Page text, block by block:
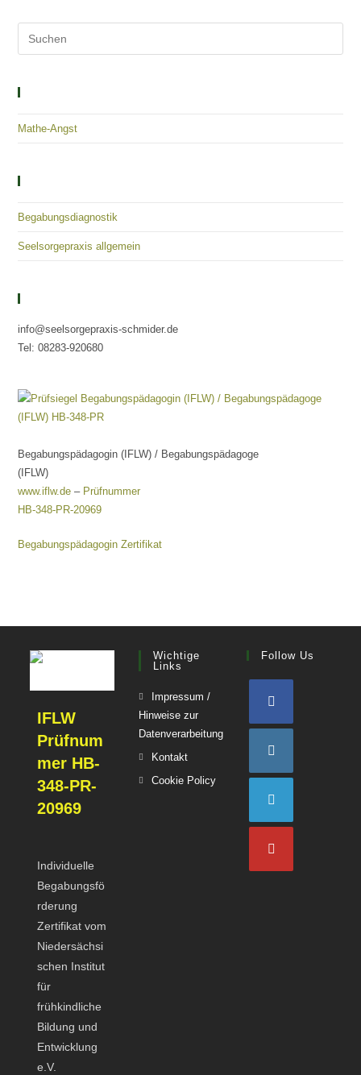
Mathe-Angst
Begabungsdiagnostik
Seelsorgepraxis allgemein
info@seelsorgepraxis-schmider.de
Tel: 08283-920680
Begabungspädagogin (IFLW) / Begabungspädagoge
(IFLW)
www.iflw.de – Prüfnummer
HB-348-PR-20969
Begabungspädagogin Zertifikat
IFLW
Prüfnum
mer HB-
348-PR-
20969
Individuelle
Begabungsfö
rderung
Zertifikat vom
Niedersächsi
schen Institut
für
frühkindliche
Bildung und
Entwicklung
e.V.
Wichtige
Links
Impressum /
Hinweise zur
Datenverarbeitung
Opens
KontaktOpens
in
Cookie PolicyOpens
Follow Us
Opens
a
new
Opens
a
new
Opens
a